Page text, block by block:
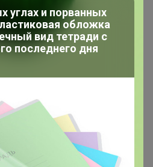
Стильный ребенок
РАСПРОДАЖА!
239
углах и порванных
обложка
вид тетради с
последнего дня